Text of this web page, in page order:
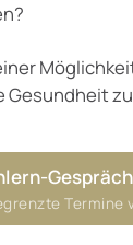
Gesundheit
Termine